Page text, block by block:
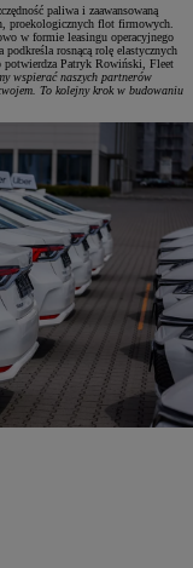
paliwa i zaawansowaną
proekologicznych flot firmowych.
w formie leasingu operacyjnego
podkreśla rosnącą rolę elastycznych
potwierdza Patryk Rowiński, Fleet
wspierać naszych partnerów
To kolejny krok w budowaniu